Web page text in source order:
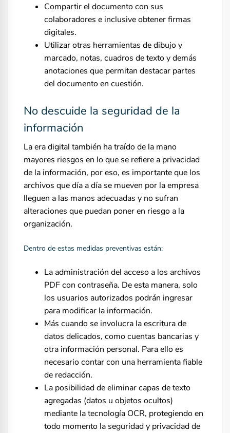
Compartir el documento con sus
colaboradores e inclusive obtener firmas
digitales.
Utilizar otras herramientas de dibujo y
marcado, notas, cuadros de texto y demás
anotaciones que permitan destacar partes
del documento en cuestión.
No descuide la seguridad de la
información
La era digital también ha traído de la mano
mayores riesgos en lo que se refiere a privacidad
de la información, por eso, es importante que los
archivos que día a día se mueven por la empresa
lleguen a las manos adecuadas y no sufran
alteraciones que puedan poner en riesgo a la
organización.
Dentro de estas medidas preventivas están:
La administración del acceso a los archivos
PDF con contraseña. De esta manera, solo
los usuarios autorizados podrán ingresar
para modificar la información.
Más cuando se involucra la escritura de
datos delicados, como cuentas bancarias y
otra información personal. Para ello es
necesario contar con una herramienta fiable
de redacción.
La posibilidad de eliminar capas de texto
agregadas (datos u objetos ocultos)
mediante la tecnología OCR, protegiendo en
todo momento la seguridad y privacidad de